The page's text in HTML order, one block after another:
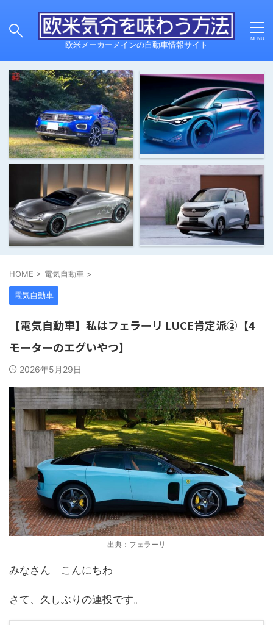
欧米メーカーメインの自動車情報サイト
HOME > 電気自動車 >
電気自動車
【電気自動車】私はフェラーリ LUCE肯定派②【4
モーターのエグいやつ】
2026年5月29日
出典：フェラーリ
みなさん こんにちわ
さて、久しぶりの連投です。